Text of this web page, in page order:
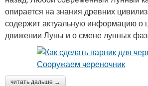
опирается на знания древних
содержит актуальную информацию о
движении Луны и о смене лунных
читать дальше →